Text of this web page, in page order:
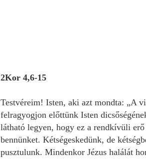
2Kor 4,6-15
Testvéreim! Isten, aki azt mondta: „A
felragyogjon előttünk Isten
látható legyen, hogy ez a rendkívüli
bennünket. Kétségeskedünk, de
pusztulunk. Mindenkor Jézus halálát